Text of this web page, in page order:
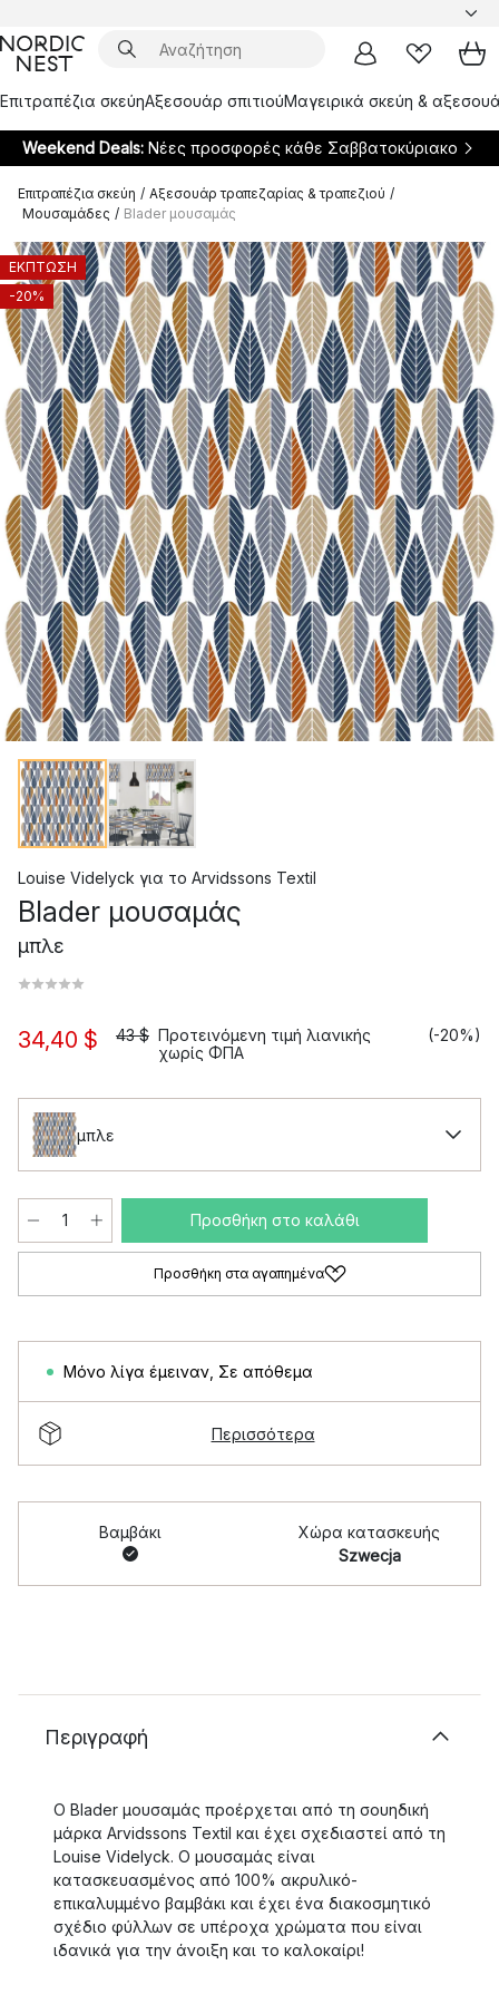
Επιτραπέζια σκεύηΑξεσουάρ σπιτιούΜαγειρικά σκεύη &
Weekend Deals: Νέες προσφορές κάθε Σαββατοκύριακο
Επιτραπέζια σκεύη / Αξεσουάρ τραπεζαρίας & τραπεζιού /
Μουσαμάδες / Blader μουσαμάς
ΕΚΠΤΩΣΗ
-20%
Louise Videlyck για το Arvidssons Textil
Blader μουσαμάς
μπλε
34,40 $ 43 $ Προτεινόμενη τιμή λιανικής
χωρίς ΦΠΑ
(-20%)
μπλε
Προσθήκη στο καλάθι
Προσθήκη στα αγαπημένα
Μόνο λίγα έμειναν Σε απόθεμα
Περισσότερα
Βαμβάκι
Χώρα κατασκευής
Szwecja
Περιγραφή
Ο Blader μουσαμάς προέρχεται από τη σουηδική
μάρκα Arvidssons Textil και έχει σχεδιαστεί από τη
Louise Videlyck. Ο μουσαμάς είναι
κατασκευασμένος από 100% ακρυλικό-
επικαλυμμένο βαμβάκι και έχει ένα διακοσμητικό
σχέδιο φύλλων σε υπέροχα χρώματα που είναι
ιδανικά για την άνοιξη και το καλοκαίρι!